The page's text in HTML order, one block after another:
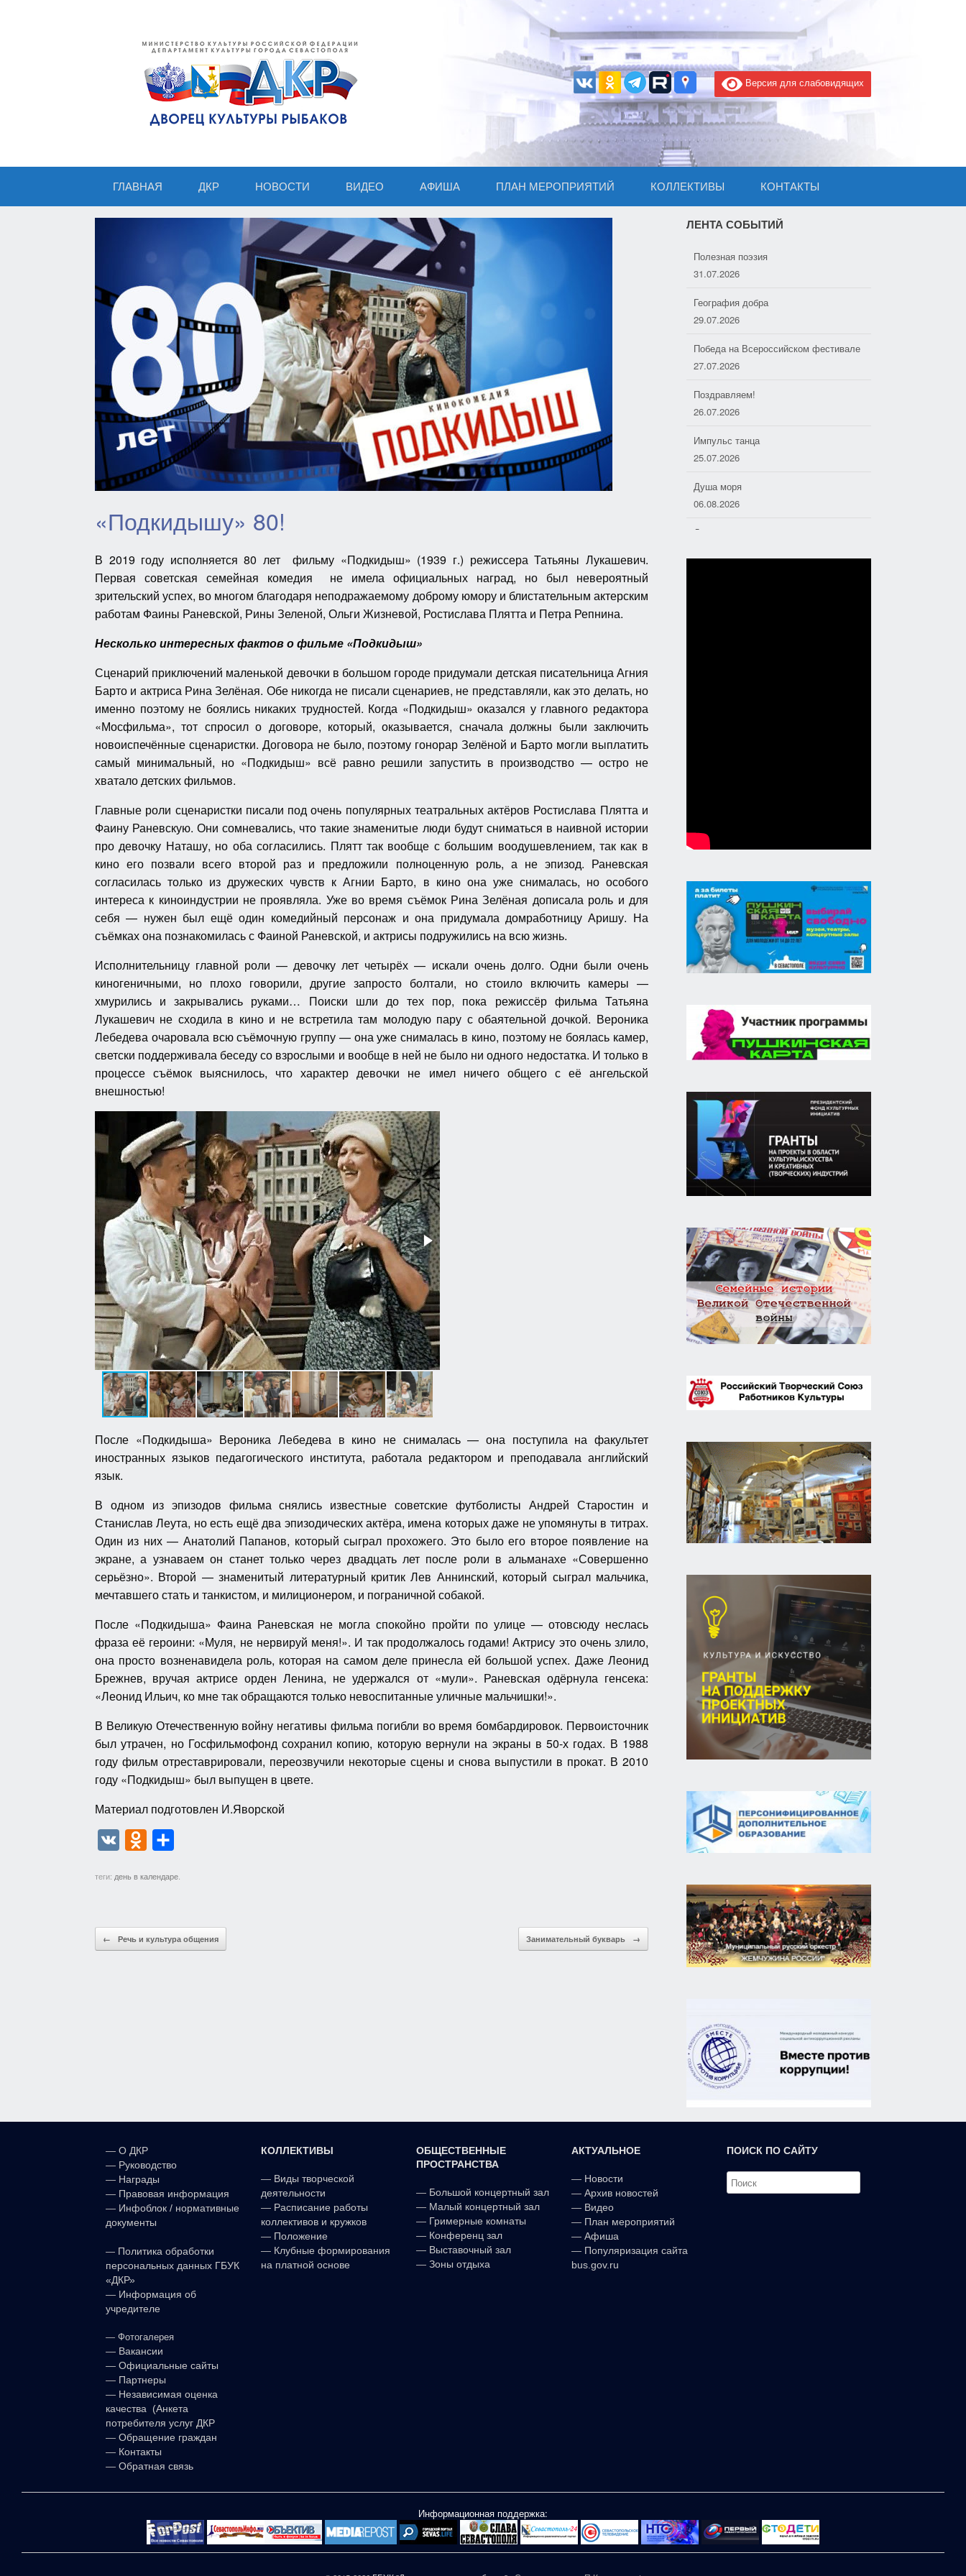
Версия для слабовидящих
ГЛАВНАЯ ДКР НОВОСТИ ВИДЕО АФИША ПЛАН МЕРОПРИЯТИЙ КОЛЛЕКТИВЫ КОНТАКТЫ
«Подкидышу» 80!
В 2019 году исполняется 80 лет фильму «Подкидыш» (1939 г.) режиссера Татьяны Лукашевич.
Первая советская семейная комедия не имела официальных наград, но был невероятный
зрительский успех, во многом благодаря неподражаемому доброму юмору и блистательным актерским
работам Фаины Раневской, Рины Зеленой, Ольги Жизневой, Ростислава Плятта и Петра Репнина.
Несколько интересных фактов о фильме «Подкидыш»
Сценарий приключений маленькой девочки в большом городе придумали детская писательница Агния
Барто и актриса Рина Зелёная. Обе никогда не писали сценариев, не представляли, как это делать, но
именно поэтому не боялись никаких трудностей. Когда «Подкидыш» оказался у главного редактора
«Мосфильма», тот спросил о договоре, который, оказывается, сначала должны были заключить
новоиспечённые сценаристки. Договора не было, поэтому гонорар Зелёной и Барто могли выплатить
самый минимальный, но «Подкидыш» всё равно решили запустить в производство — остро не
хватало детских фильмов.
Главные роли сценаристки писали под очень популярных театральных актёров Ростислава Плятта и
Фаину Раневскую. Они сомневались, что такие знаменитые люди будут сниматься в наивной истории
про девочку Наташу, но оба согласились. Плятт так вообще с большим воодушевлением, так как в
кино его позвали всего второй раз и предложили полноценную роль, а не эпизод. Раневская
согласилась только из дружеских чувств к Агнии Барто, в кино она уже снималась, но особого
интереса к киноиндустрии не проявляла. Уже во время съёмок Рина Зелёная дописала роль и для
себя — нужен был ещё один комедийный персонаж и она придумала домработницу Аришу. На
съёмках она познакомилась с Фаиной Раневской, и актрисы подружились на всю жизнь.
Исполнительницу главной роли — девочку лет четырёх — искали очень долго. Одни были очень
киногеничными, но плохо говорили, другие запросто болтали, но стоило включить камеры —
хмурились и закрывались руками… Поиски шли до тех пор, пока режиссёр фильма Татьяна
Лукашевич не сходила в кино и не встретила там молодую пару с обаятельной дочкой. Вероника
Лебедева очаровала всю съёмочную группу — она уже снималась в кино, поэтому не боялась камер,
светски поддерживала беседу со взрослыми и вообще в ней не было ни одного недостатка. И только в
процессе съёмок выяснилось, что характер девочки не имел ничего общего с её ангельской
внешностью!
После «Подкидыша» Вероника Лебедева в кино не снималась — она поступила на факультет
иностранных языков педагогического института, работала редактором и преподавала английский
язык.
В одном из эпизодов фильма снялись известные советские футболисты Андрей Старостин и
Станислав Леута, но есть ещё два эпизодических актёра, имена которых даже не упомянуты в титрах.
Один из них — Анатолий Папанов, который сыграл прохожего. Это было его второе появление на
экране, а узнаваем он станет только через двадцать лет после роли в альманахе «Совершенно
серьёзно». Второй — знаменитый литературный критик Лев Аннинский, который сыграл мальчика,
мечтавшего стать и танкистом, и милиционером, и пограничной собакой.
После «Подкидыша» Фаина Раневская не могла спокойно пройти по улице — отовсюду неслась
фраза её героини: «Муля, не нервируй меня!». И так продолжалось годами! Актрису это очень злило,
она просто возненавидела роль, которая на самом деле принесла ей большой успех. Даже Леонид
Брежнев, вручая актрисе орден Ленина, не удержался от «мули». Раневская одёрнула генсека:
«Леонид Ильич, ко мне так обращаются только невоспитанные уличные мальчишки!».
В Великую Отечественную войну негативы фильма погибли во время бомбардировок. Первоисточник
был утрачен, но Госфильмофонд сохранил копию, которую вернули на экраны в 50-х годах. В 1988
году фильм отреставрировали, переозвучили некоторые сцены и снова выпустили в прокат. В 2010
году «Подкидыш» был выпущен в цвете.
Материал подготовлен И.Яворской
n
k
l
п
а
в
теги: день в календаре
Post navigation
← Речь и культура общения Занимательный букварь →
ЛЕНТА СОБЫТИЙ
Полезная поэзия
31.07.2026
География добра
29.07.2026
Победа на Всероссийском фестивале
27.07.2026
Поздравляем!
26.07.2026
Импульс танца
25.07.2026
Душа моря
06.08.2026
Дорожные следопыты
— О ДКР
— Руководство
— Награды
— Правовая информация
— Инфоблок / нормативные
документы
— Политика обработки
персональных данных ГБУК
«ДКР»
— Информация об
учредителе
— Фотогалерея
— Вакансии
— Официальные сайты
— Партнеры
— Независимая оценка
качества (Анкета
потребителя услуг ДКР
— Обращение граждан
— Контакты
— Обратная связь
КОЛЛЕКТИВЫ
— Виды творческой
деятельности
— Расписание работы
коллективов и кружков
— Положение
— Клубные формирования
на платной основе
ОБЩЕСТВЕННЫЕ
ПРОСТРАНСТВА
— Большой концертный зал
— Малый концертный зал
— Гримерные комнаты
— Конференц зал
— Выставочный зал
— Зоны отдыха
АКТУАЛЬНОЕ
— Новости
— Архив новостей
— Видео
— План мероприятий
— Афиша
— Популяризация сайта
bus.gov.ru
ПОИСК ПО САЙТУ
Информационная поддержка: